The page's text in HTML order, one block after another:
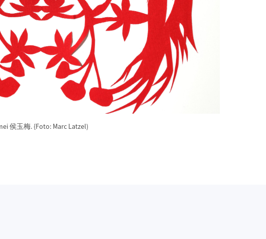
侯玉梅. {Foto: Marc Latzel)